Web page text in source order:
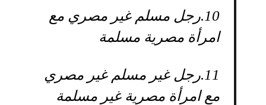
10. رجل مسلم غير مصري مع
امرأة مصرية مسلمة
11. رجل غير مسلم غير مصري
مع امرأة مصرية غير مسلمة